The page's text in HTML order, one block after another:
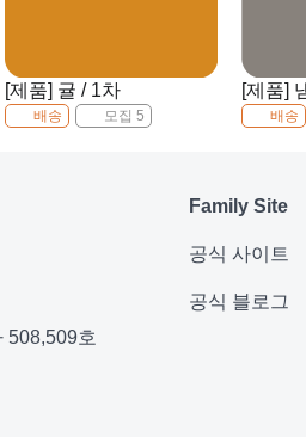
[제품] 귤 / 1차
배송 모집 5
[제품]
배송
508,509호
Family Site
공식 사이트
공식 블로그